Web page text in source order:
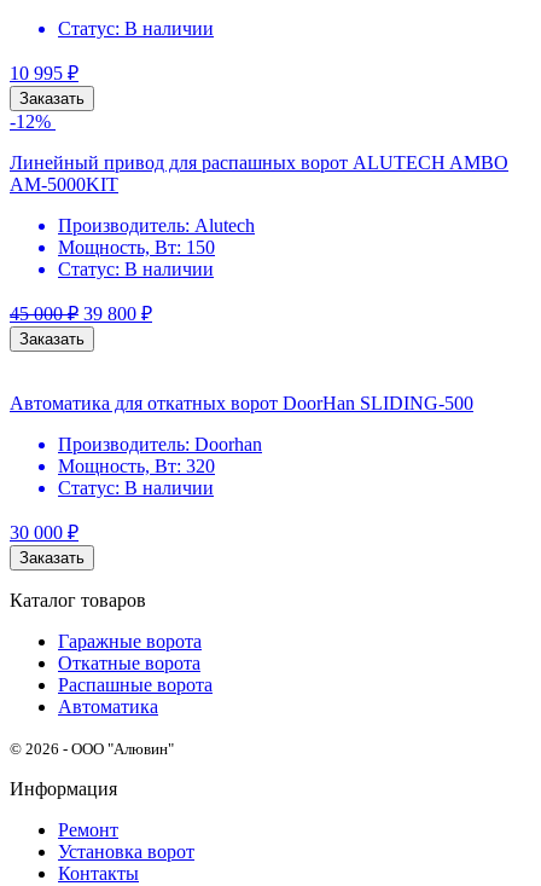
Статус: В наличии
10 995 ₽
Заказать
-12%
Линейный привод для распашных ворот ALUTECH AMBO
AM-5000KIT
Производитель: Alutech
Мощность, Вт: 150
Статус: В наличии
45 000₽ 39 800 ₽
Заказать
Автоматика для откатных ворот DoorHan SLIDING-500
Производитель: Doorhan
Мощность, Вт: 320
Статус: В наличии
30 000 ₽
Заказать
Каталог товаров
Гаражные ворота
Откатные ворота
Распашные ворота
Автоматика
© 2026 - ООО "Алювин"
Информация
Ремонт
Установка ворот
Контакты